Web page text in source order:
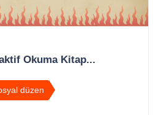
Okuma Kitap...
düzen